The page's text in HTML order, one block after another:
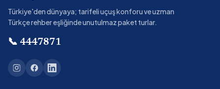
Türkiye'den dünyaya; tarifeli uçuş konforu ve uzman
Türkçe rehber eşliğinde unutulmaz paket turlar.
📞 4447871